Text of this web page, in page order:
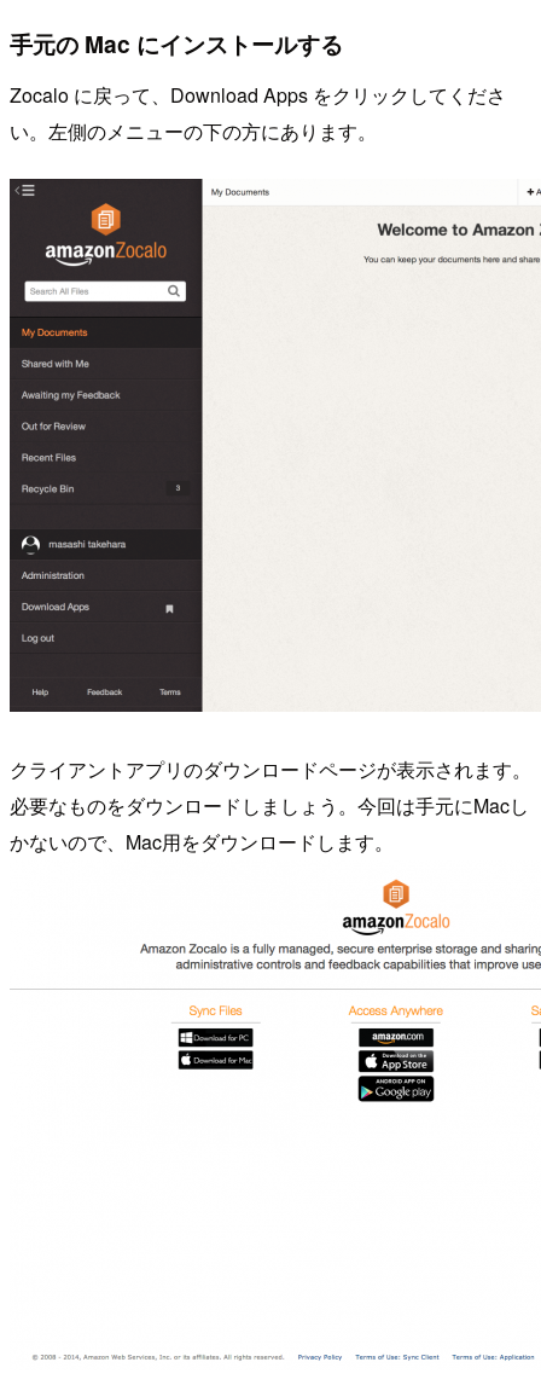
手元の Mac にインストールする
Zocalo に戻って、Download Apps をクリックしてくださ
い。左側のメニューの下の方にあります。
クライアントアプリのダウンロードページが表示されます。
必要なものをダウンロードしましょう。今回は手元にMacし
かないので、Mac用をダウンロードします。